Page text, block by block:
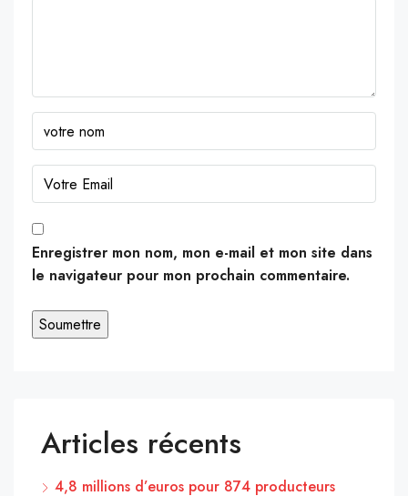
Enregistrer mon nom, mon e-mail et mon site dans
le navigateur pour mon prochain commentaire.
Articles récents
4,8 millions d’euros pour 874 producteurs